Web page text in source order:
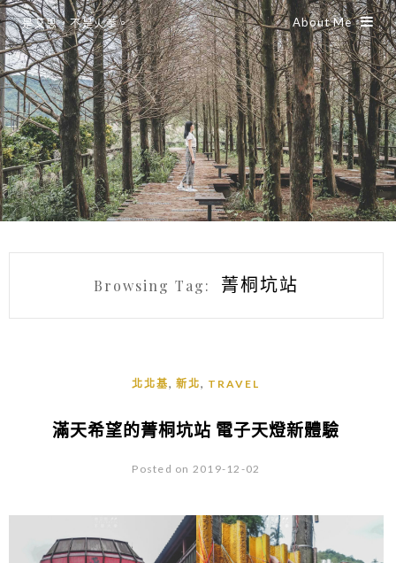
是艾思，不是火拳。 About Me
Browsing Tag: 菁桐坑站
北北基,新北, TRAVEL
滿天希望的菁桐坑站 電子天燈新體驗
Posted on 2019-12-02